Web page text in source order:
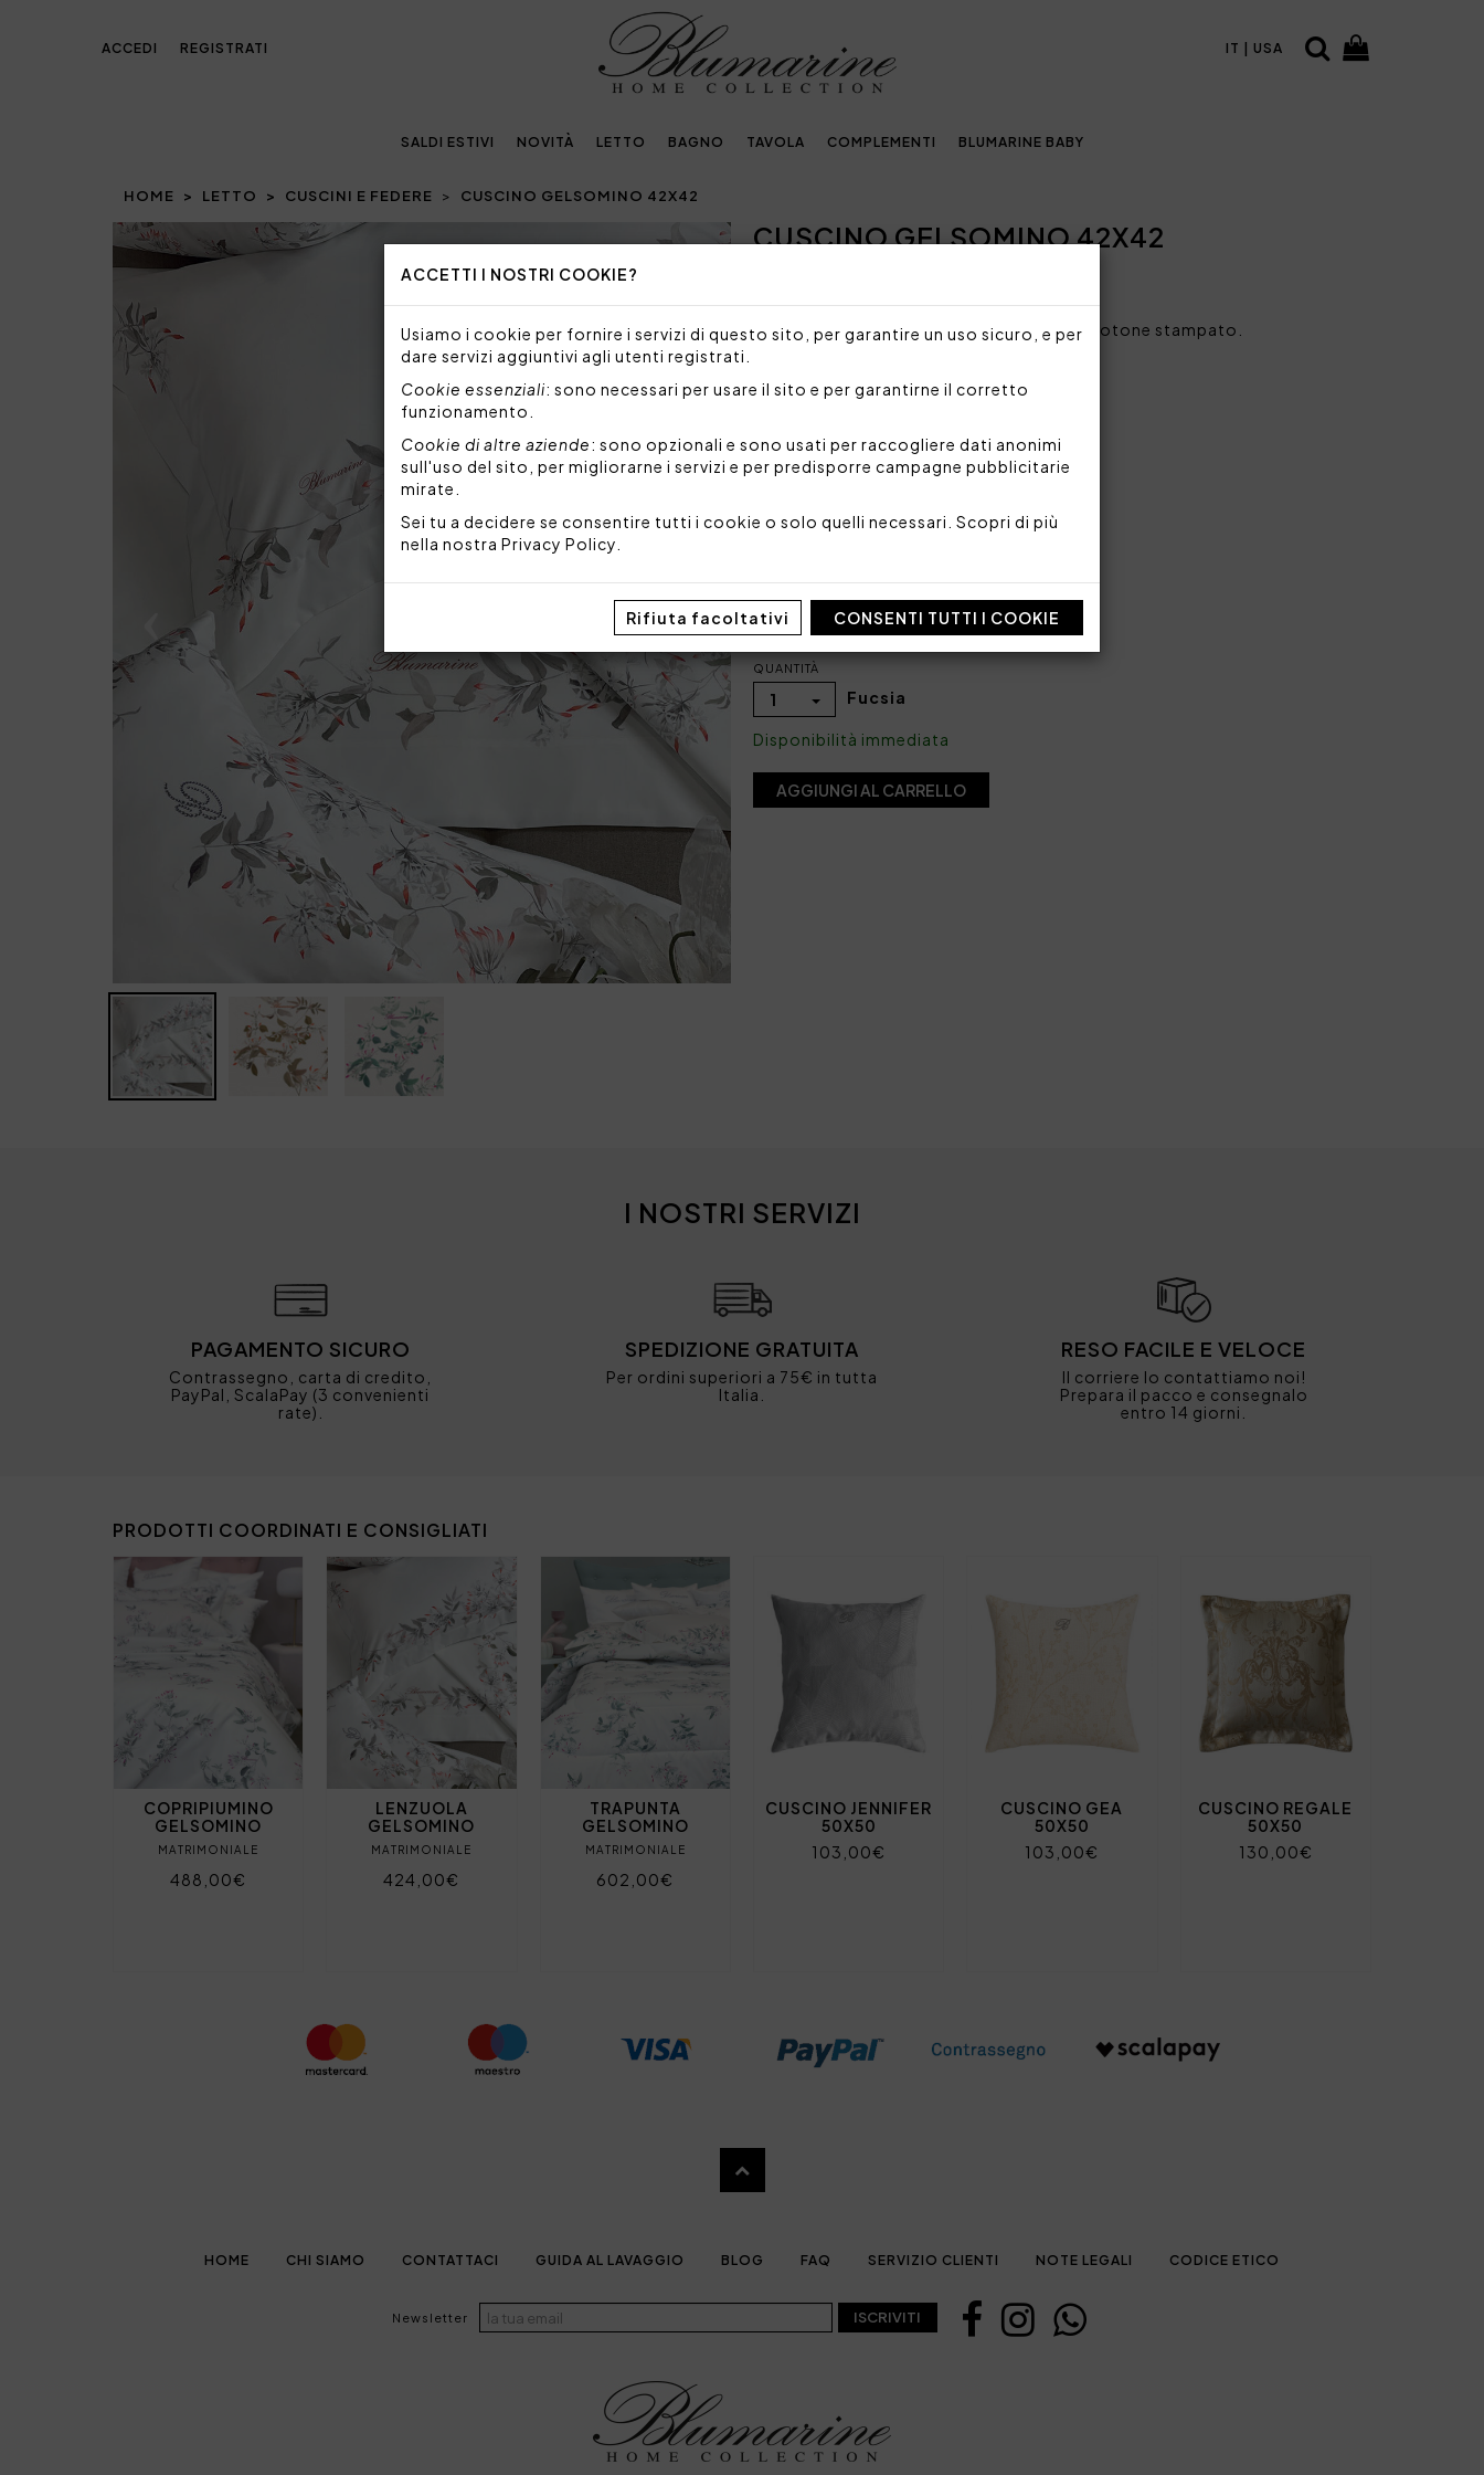
ACCETTI I NOSTRI COOKIE?
Usiamo i cookie per fornire i servizi di questo sito, per garantire un uso sicuro, e per
dare servizi aggiuntivi agli utenti registrati.
Cookie essenziali: sono necessari per usare il sito e per garantirne il corretto
funzionamento.
Cookie di altre aziende: sono opzionali e sono usati per raccogliere dati anonimi
sull'uso del sito, per migliorarne i servizi e per predisporre campagne pubblicitarie
mirate.
Sei tu a decidere se consentire tutti i cookie o solo quelli necessari. Scopri di più
nella nostra Privacy Policy
Rifiuta facoltativi CONSENTI TUTTI I COOKIE
ACCEDI REGISTRATI IT | USA
SALDI ESTIVI NOVITÀ LETTO BAGNO TAVOLA COMPLEMENTI BLUMARINE BABY
HOME LETTO CUSCINI E FEDERE CUSCINO GELSOMINO 42X42
Prev NextCUSCINO GELSOMINO 42X42
Cuscino arredo sfoderabile in percalle di cotone stampato.
Tessuto: 100% percalle di cotone 200 TC
Imbottitura: 100% poliestere
Made in Italy
Codice: 101090763
QUANTITÀ
1 Fucsia
Disponibilità immediata
AGGIUNGI AL CARRELLO
I NOSTRI SERVIZI
PAGAMENTO SICURO
Contrassegno, carta di credito,
PayPal, ScalaPay (3 convenienti
rate).
SPEDIZIONE GRATUITA
Per ordini superiori a 75€ in tutta
Italia.
RESO FACILE E VELOCE
Il corriere lo contattiamo noi!
Prepara il pacco e consegnalo
entro 14 giorni.
PRODOTTI COORDINATI E CONSIGLIATI
COPRIPIUMINO
GELSOMINO
MATRIMONIALE
488,00€
LENZUOLA
GELSOMINO
MATRIMONIALE
424,00€
TRAPUNTA
GELSOMINO
MATRIMONIALE
602,00€
CUSCINO JENNIFER
50X50
103,00€
CUSCINO GEA
50X50
103,00€
CUSCINO REGALE
50X50
130,00€
HOME CHI SIAMO CONTATTACI GUIDA AL LAVAGGIO BLOG FAQ SERVIZIO CLIENTI NOTE LEGALI CODICE ETICO
Newsletter ISCRIVITI